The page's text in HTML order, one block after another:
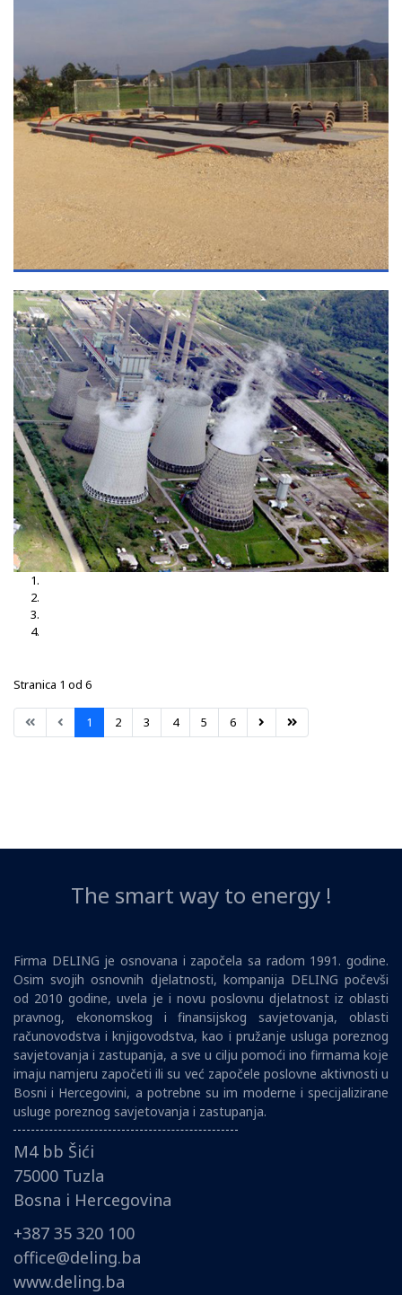
Stranica 1 od 6
1 2 3 4 5 6
The smart way to energy !
Firma DELING je osnovana i započela sa radom 1991. godine.
Osim svojih osnovnih djelatnosti, kompanija DELING počevši
od 2010 godine, uvela je i novu poslovnu djelatnost iz oblasti
pravnog, ekonomskog i finansijskog savjetovanja, oblasti
računovodstva i knjigovodstva, kao i pružanje usluga poreznog
savjetovanja i zastupanja, a sve u cilju pomoći ino firmama koje
imaju namjeru započeti ili su već započele poslovne aktivnosti u
Bosni i Hercegovini, a potrebne su im moderne i specijalizirane
usluge poreznog savjetovanja i zastupanja.
M4 bb Šići
75000 Tuzla
Bosna i Hercegovina
+387 35 320 100
office@deling.ba
www.deling.ba